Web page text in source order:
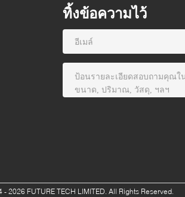
ทิ้งข้อความไว้
2026 FUTURE TECH LIMITED. All Rights Reserved.